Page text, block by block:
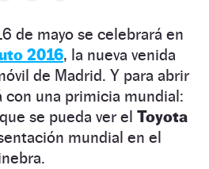
de mayo se celebrará en
2016, la nueva venida
de Madrid. Y para abrir
con una primicia mundial:
se pueda ver el Toyota
mundial en el